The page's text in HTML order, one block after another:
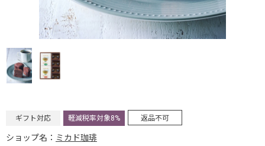
ギフト対応 軽減税率対象8% 返品不可
ショップ名： ミカド珈琲